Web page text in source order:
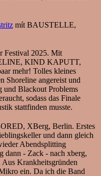
mít BAUSTELLE,
Festival 2025. Mit
KIND KAPUTT,
mehr! Tolles kleines
Shoreline angereist und
und Blackout Problems
sodass das Finale
stattfinden musste.
XBerg, Berlin. Erstes
und dann gleich
Abendsplitting
dann - Zack - nach xberg,
Krankheitsgründen
ein. Da ich die Band